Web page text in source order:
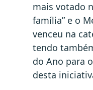
mais votado
família” e o
venceu na
tendo
do Ano para
desta